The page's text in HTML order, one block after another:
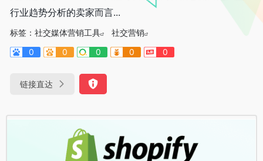
行业趋势分析的卖家而言...
标签： 社交媒体营销工具
社交营销
0
0 0 0 0
链接直达